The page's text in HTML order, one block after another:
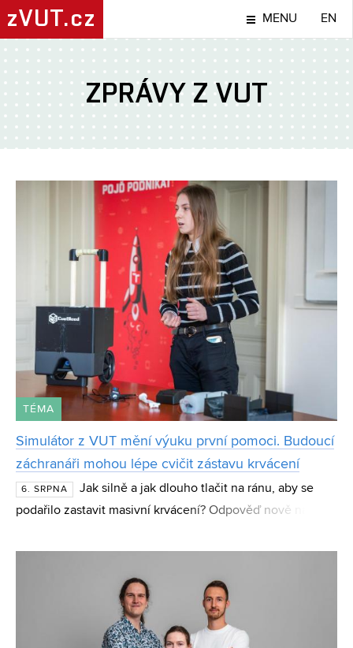
zVUT.cz MENU EN
ZPRÁVY Z VUT
TÉMA
Simulátor z VUT mění výuku první pomoci. Budoucí
záchranáři mohou lépe cvičit zástavu krvácení
6. SRPNA
Jak silně a jak dlouho tlačit na ránu, aby se
podařilo zastavit masivní krvácení? Odpověď nově nabízí
Fakulty strojního inženýrství VUT. Zařízení stud